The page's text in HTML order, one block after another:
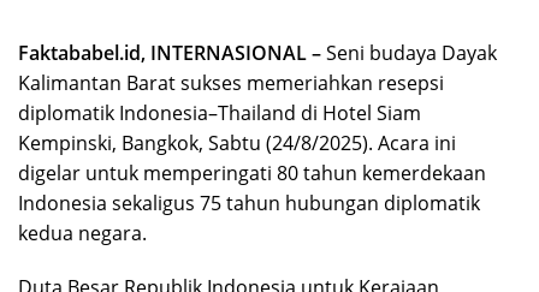
Faktababel.id, INTERNASIONAL –Seni budaya Dayak
Kalimantan Barat sukses memeriahkan resepsi
diplomatik Indonesia–Thailand di Hotel Siam
Kempinski, Bangkok, Sabtu (24/8/2025). Acara ini
digelar untuk memperingati 80 tahun kemerdekaan
Indonesia sekaligus 75 tahun hubungan diplomatik
kedua negara.